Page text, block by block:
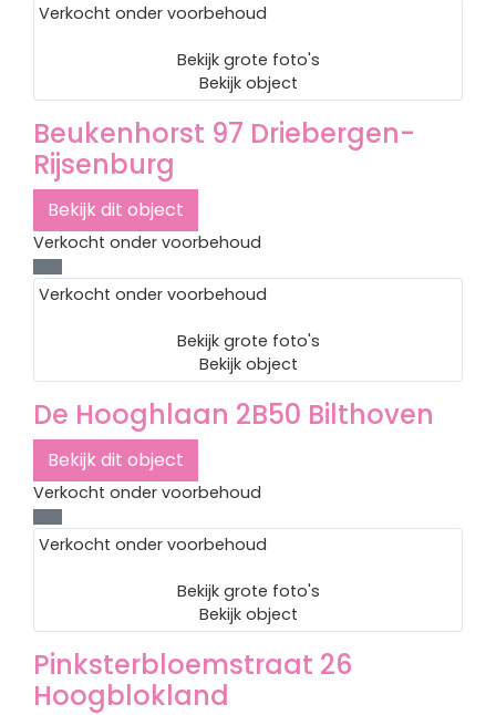
Verkocht onder voorbehoud
Bekijk grote foto's
Bekijk object
Beukenhorst 97 Driebergen-
Rijsenburg
Bekijk dit object
Verkocht onder voorbehoud
Verkocht onder voorbehoud
Bekijk grote foto's
Bekijk object
De Hooghlaan 2B50 Bilthoven
Bekijk dit object
Verkocht onder voorbehoud
Verkocht onder voorbehoud
Bekijk grote foto's
Bekijk object
Pinksterbloemstraat 26
Hoogblokland